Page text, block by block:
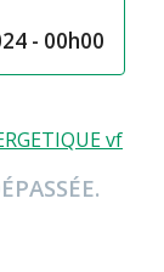
- 00h00
vf